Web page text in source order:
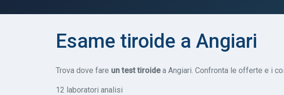
Esame tiroide a Angiari
Trova dove fare un test tiroidea Angiari. Confronta le offerte e i
12 laboratori analisi